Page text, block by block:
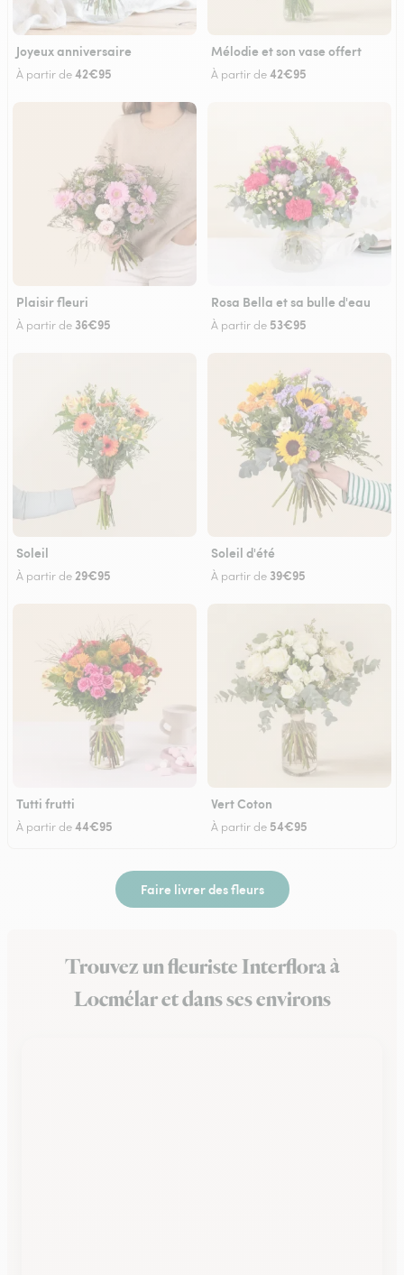
Joyeux anniversaire
À partir de42€95
Mélodie et son vase offert
À partir de42€95
Plaisir fleuri
À partir de 36€95
Rosa Bella et sa bulle d'eau
À partir de 53€95
Soleil
À partir de29€95
Soleil d'été
À partir de 39€95
Tutti frutti
À partir de44€95
Vert Coton
À partir de 54€95
Faire livrer des fleurs
Trouvez un fleuriste Interflora à
Locmélar et dans ses environs